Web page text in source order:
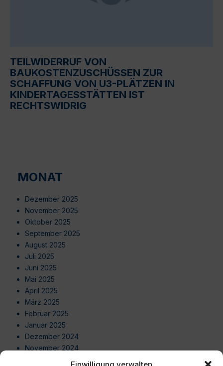
TEILWIDERRUF VON
BAUKOSTENZUSCHÜSSEN ZUR
SCHAFFUNG VON U3-PLÄTZEN IN
KINDERTAGESSTÄTTEN IST
RECHTSWIDRIG
MONAT
Dezember 2025
November 2025
Oktober 2025
September 2025
August 2025
Juli 2025
Juni 2025
Mai 2025
April 2025
März 2025
Februar 2025
Januar 2025
Dezember 2024
November 2024